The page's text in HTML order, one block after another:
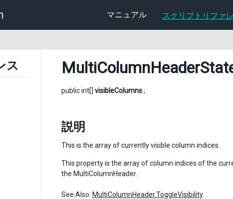
マニュアル スクリプトリファ
ス
public int[] visibleColumns;
説明
This is the array of currently visible column indices.
This property is the array of column indices of the
the MultiColumnHeader.
See Also: MultiColumnHeader.ToggleVisibility.